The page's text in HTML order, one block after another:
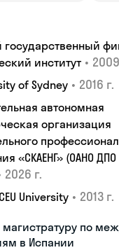
государственный
институт •
of Sydney • 2016 г.
автономная
организация
«СКАЕНГ» (ОАНО ДПО
2026 г.
University • 2013 г.
магистратуру по
в Испании